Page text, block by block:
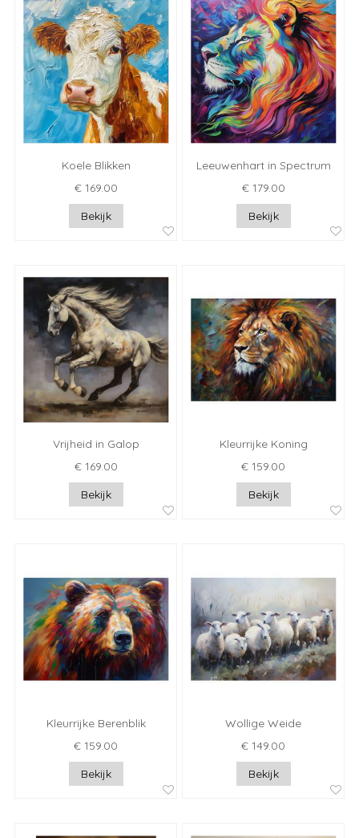
Koele Blikken
€ 169.00
Bekijk
Leeuwenhart in Spectrum
€ 179.00
Bekijk
Vrijheid in Galop
€ 169.00
Bekijk
Kleurrijke Koning
€ 159.00
Bekijk
Kleurrijke Berenblik
€ 159.00
Bekijk
Wollige Weide
€ 149.00
Bekijk